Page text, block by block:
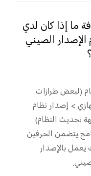
ما إذا كان لدي
الإصدار الصيني
(لبعض طرازات
> إصدار نظام
تحديث النظام)
يتضمن الحرفين
يعمل بالإصدار